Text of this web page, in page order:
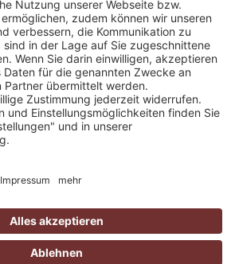
Downloads
MARKEN
Etrusco
Laika
bywww.das-ist-hartmann.de